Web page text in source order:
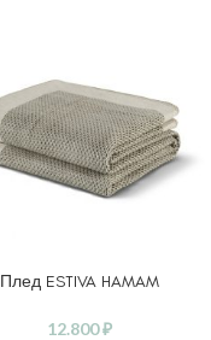
Плед ESTIVA HAMAM
12.800₽